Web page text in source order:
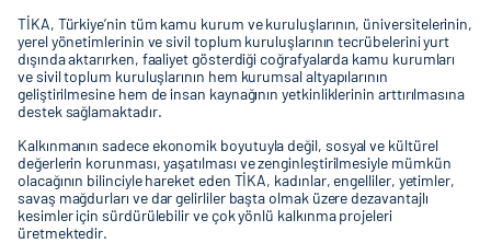
TİKA, Türkiye’nin tüm kamu kurum ve kuruluşlarının, üniversitelerinin,
yerel yönetimlerinin ve sivil toplum kuruluşlarının tecrübelerini yurt
dışında aktarırken, faaliyet gösterdiği coğrafyalarda kamu kurumları
ve sivil toplum kuruluşlarının hem kurumsal altyapılarının
geliştirilmesine hem de insan kaynağının yetkinliklerinin arttırılmasına
destek sağlamaktadır.
Kalkınmanın sadece ekonomik boyutuyla değil, sosyal ve kültürel
değerlerin korunması, yaşatılması ve zenginleştirilmesiyle mümkün
olacağının bilinciyle hareket eden TİKA, kadınlar, engelliler, yetimler,
savaş mağdurları ve dar gelirliler başta olmak üzere dezavantajlı
kesimler için sürdürülebilir ve çok yönlü kalkınma projeleri
üretmektedir.